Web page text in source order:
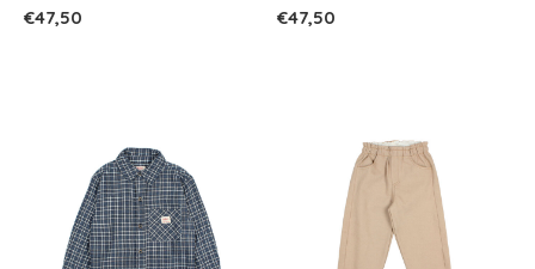
€47,50 €47,50